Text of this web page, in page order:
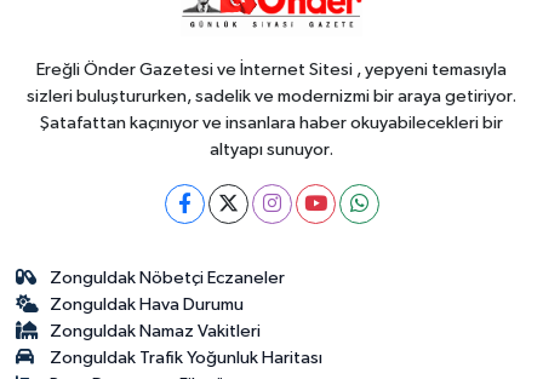
kırsalda yol çalışması
Ereğli Önder Gazetesi ve İnternet Sitesi , yepyeni temasıyla
sizleri buluştururken, sadelik ve modernizmi bir araya getiriyor.
Şatafattan kaçınıyor ve insanlara haber okuyabilecekleri bir
altyapı sunuyor.
Zonguldak Nöbetçi Eczaneler
Zonguldak Hava Durumu
Zonguldak Namaz Vakitleri
Zonguldak Trafik Yoğunluk Haritası